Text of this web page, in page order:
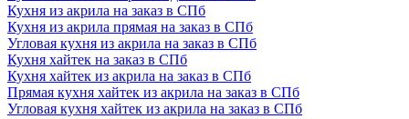
Кухня из акрила на заказ в СПб
Кухня из акрила прямая на заказ в СПб
Угловая кухня из акрила на заказ в СПб
Кухня хайтек на заказ в СПб
Кухня хайтек из акрила на заказ в СПб
Прямая кухня хайтек из акрила на заказ в СПб
Угловая кухня хайтек из акрила на заказ в СПб